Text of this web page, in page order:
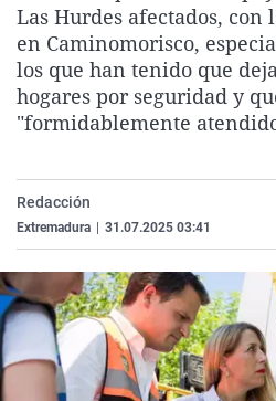
Las Hurdes afectados, con
en Caminomorisco,
los que han tenido que
hogares por seguridad y
"formidablemente
Redacción
Extremadura 31.07.2025 03:41